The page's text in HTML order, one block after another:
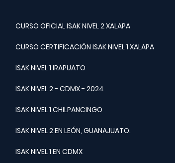
CURSO OFICIAL ISAK NIVEL 2 XALAPA
CURSO CERTIFICACIÓN ISAK NIVEL 1 XALAPA
ISAK NIVEL 1 IRAPUATO
ISAK NIVEL 2 - CDMX - 2024
ISAK NIVEL 1 CHILPANCINGO
ISAK NIVEL 2 EN LEÓN, GUANAJUATO.
ISAK NIVEL 1 EN CDMX